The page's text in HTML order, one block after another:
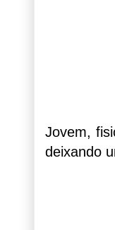
Jovem,
deixando